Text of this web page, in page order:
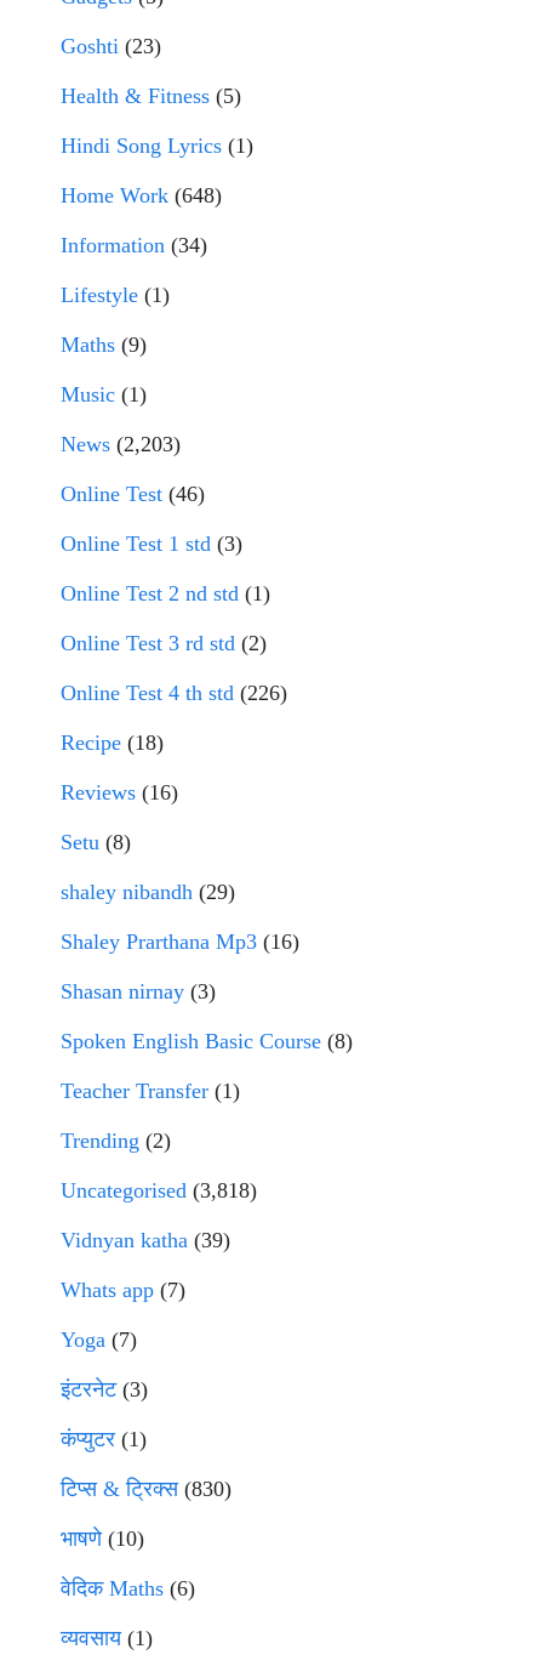
Goshti (23)
Health & Fitness (5)
Hindi Song Lyrics (1)
Home Work (648)
Information (34)
Lifestyle (1)
Maths (9)
Music (1)
News (2,203)
Online Test (46)
Online Test 1 std (3)
Online Test 2 nd std (1)
Online Test 3 rd std (2)
Online Test 4 th std (226)
Recipe (18)
Reviews (16)
Setu (8)
shaley nibandh (29)
Shaley Prarthana Mp3 (16)
Shasan nirnay (3)
Spoken English Basic Course (8)
Teacher Transfer (1)
Trending (2)
Uncategorised (3,818)
Vidnyan katha (39)
Whats app (7)
Yoga (7)
इंटरनेट(3)
कंप्युटर (1)
टिप्स & ट्रिक्स(830)
भाषणे(10)
वेदिक Maths (6)
व्यवसाय(1)